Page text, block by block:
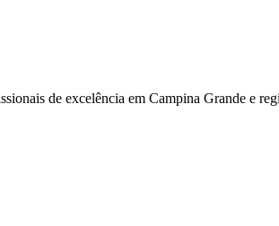
de excelência em Campina Grande e